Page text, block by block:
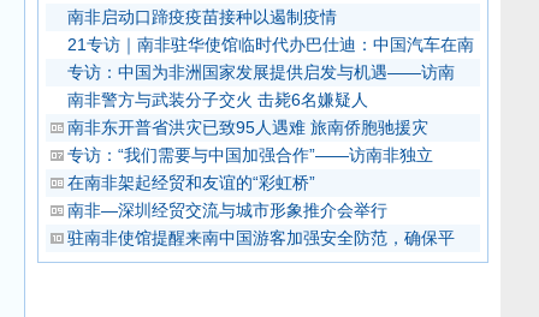
南非启动口蹄疫疫苗接种以遏制疫情
21专访｜南非驻华使馆临时代办巴仕迪：中国汽车在南
专访：中国为非洲国家发展提供启发与机遇——访南
南非警方与武装分子交火 击毙6名嫌疑人
南非东开普省洪灾已致95人遇难 旅南侨胞驰援灾
专访：“我们需要与中国加强合作”——访南非独立
在南非架起经贸和友谊的“彩虹桥”
南非—深圳经贸交流与城市形象推介会举行
驻南非使馆提醒来南中国游客加强安全防范，确保平